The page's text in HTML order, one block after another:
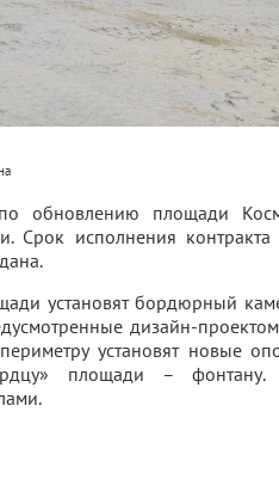
обновлению площади
Срок исполнения
установят бордюрный
дизайн-
установят новые
площади –